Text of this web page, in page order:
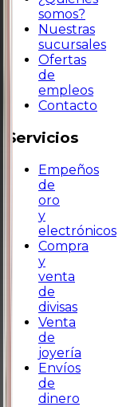
somos?
Nuestras
sucursales
Ofertas
de
empleos
Contacto
Servicios
Empeños
de
oro
y
electrónicos
Compra
y
venta
de
divisas
Venta
de
joyería
Envíos
de
dinero